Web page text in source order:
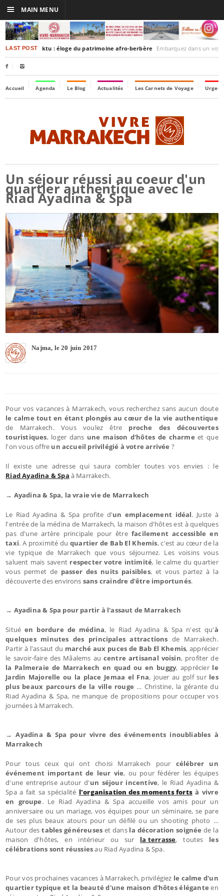
LAST POSTTimbuktu : éloge du patrimoine afro-berbère Embarquez dans un voyage culturel dans le
 
Accueil Agenda Le Blog Actualités Les Carnets de Voyage
Un séjour réussi au coeur d'un
quartier authentique avec le
Riad Ayadina & Spa
Najma, le 20 juin 2017
Pour vos vacances à Marrakech, vous recherchez sans aucun doute
le calme tout en étant plongés au cœur de la vie authentique
de Marrakech. Vous voulez être proche des découvertes
touristiques, loger dans une maison d'hôtes de charme et que
l'on vous offre un accueil privilégié à votre arrivée ?
Il existe une adresse qui saura combler toutes vos envies : le
Riad Ayadina & Spa à Marrakech.
→ Ayadina & Spa, la vraie vie de Marrakech
Le Riad Ayadina & Spa profite d'un emplacement idéal. Juste à
l'entrée de la médina de Marrakech, la maison d'hôtes est à quelques
pas d'une artère principale pour être facilement accessible en
taxi. A proximité du quartier de Bab El Khemis, c'est au cœur de la
vie typique de Marrakech que vous séjournez. Les voisins vous
saluent mais savent respecter votre intimité, le calme du quartier
vous permet de passer des nuits paisibles, et vous partez à la
découverte des environs sans craindre d'être importunés.
→ Ayadina & Spa pour partir à l'assaut de Marrakech
Situéen bordure de médina, le Riad Ayadina & Spa n'est qu'à
quelques minutes des principales attractionsde Marrakech.
Partir à l'assaut du marché aux puces de Bab El Khemis, apprécier
le savoir-faire des Mâalems au centre artisanal voisin, profiter de
la Palmeraie de Marrakech en quad ou en buggy, apprécierle
Jardin Majorelle ou la place Jemaa el Fna, jouer au golf sur les
plus beaux parcours de la ville rouge … Christine, la gérante du
Riad Ayadina & Spa, ne manque de propositions pour occuper vos
journées à Marrakech.
→ Ayadina & Spa pour vivre des événements inoubliables à
Marrakech
Pour tous ceux qui ont choisi Marrakech pour célébrer un
événement important de leur vie, ou pour fédérer les équipes
d'une entreprise autour d'un séjour incentive, le Riad Ayadina &
Spa a fait sa spécialité l'organisation des moments fortsà vivre
en groupe. Le Riad Ayadina & Spa accueille vos amis pour un
anniversaire ou un mariage, vos équipes pour un séminaire, se pare
de ses plus beaux atours pour un défilé ou un shooting photo …
Autour destables généreuses et dans la décoration soignée de la
maison d'hôtes, en intérieur ou sur la terrasse, toutes les
célébrations sont réussiesau Riad Ayadina & Spa.
Pour vos prochaines vacances à Marrakech, privilégiez le calme d'un
quartier typique et la beauté d'une maison d'hôtes élégante en
☰ MAIN MENU